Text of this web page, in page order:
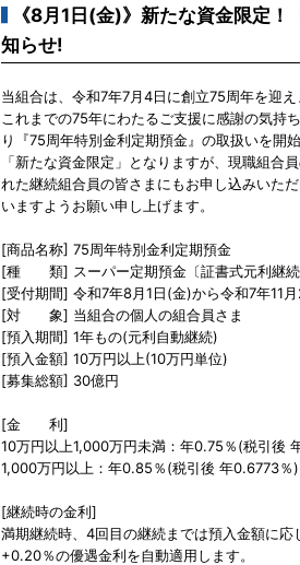
《8月1日(金)》新たな資金限定
知らせ!
当組合は、令和7年7月4日に創立75周年を迎え
これまでの75年にわたるご支援に感謝の気持
り『75周年特別金利定期預金』の取扱いを開始
「新たな資金限定」となりますが、現職組合
れた継続組合員の皆さまにもお申し込みいた
いますようお願い申し上げます。
[商品名称] 75周年特別金利定期預金
[種 類] スーパー定期預金〔証書式元利継続
[受付期間] 令和7年8月1日(金)から令和7年11
[対 象] 当組合の個人の組合員さま
[預入期間] 1年もの(元利自動継続)
[預入金額] 10万円以上(10万円単位)
[募集総額] 30億円
[金 利]
10万円以上1,000万円未満：年0.75％(税引後
1,000万円以上：年0.85％(税引後 年0.6773％)
[継続時の金利]
満期継続時、4回目の継続までは預入金額に
+0.20％の優遇金利を自動適用します。